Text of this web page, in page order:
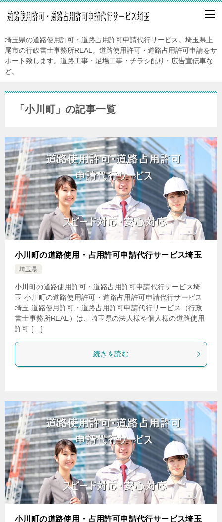
埼玉県の道路使用許可・道路占用許可申請代行サービス。埼玉県上
尾市の行政書士事務所REAL。道路使用許可・道路占用許可申請をサ
ポート致します。道路工事・足場工事・チラシ配り・広告宣伝車な
ど。
「小川町」の記事一覧
小川町の道路使用・占用許可申請代行サービス埼玉
埼玉県
小川町の道路使用許可・道路占用許可申請代行サービス埼
玉 小川町の道路使用許可・道路占用許可申請代行サービス
埼玉 道路使用許可・道路占用許可申請代行サービス（行政
書士事務所REAL）は、埼玉県の法人様や個人様の道路使用
許可 […]
続きを読む
小川町の道路使用・占用許可申請代行サービス埼玉